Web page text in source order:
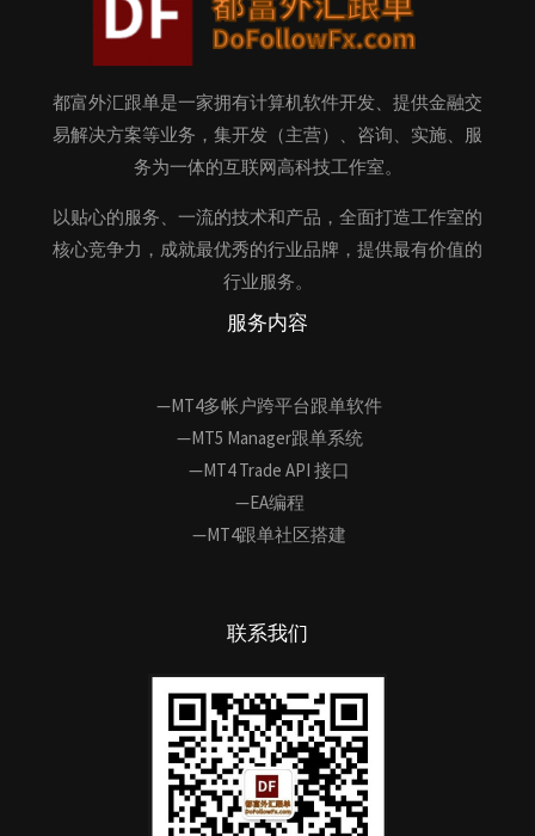
都富外汇跟单是一家拥有计算机软件开发、提供金融交
易解决方案等业务，集开发（主营）、咨询、实施、服
务为一体的互联网高科技工作室。
以贴心的服务、一流的技术和产品，全面打造工作室的
核心竞争力，成就最优秀的行业品牌，提供最有价值的
行业服务。
服务内容
—MT4多帐户跨平台跟单软件
—MT5 Manager跟单系统
—MT4 Trade API 接口
—EA编程
—MT4跟单社区搭建
联系我们